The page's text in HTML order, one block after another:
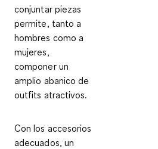
conjuntar piezas
permite, tanto a
hombres como a
mujeres,
componer un
amplio abanico de
outfits atractivos.
Con los accesorios
adecuados, un